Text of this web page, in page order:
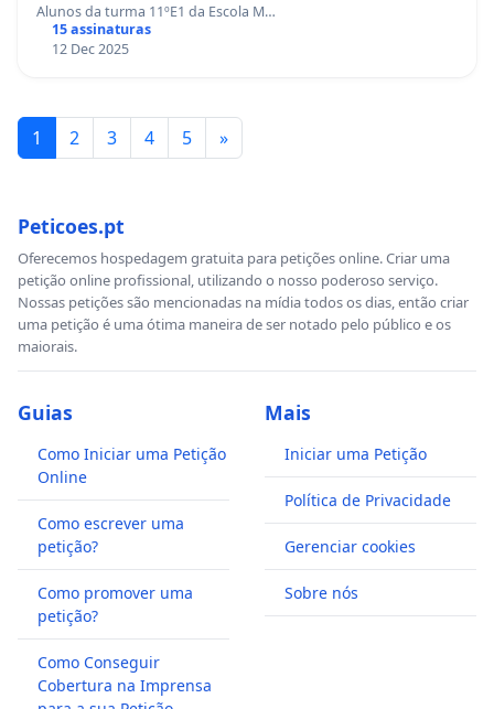
Alunos da turma 11ºE1 da Escola M…
15 assinaturas
12 Dec 2025
1 2 3 4 5 »
Peticoes.pt
Oferecemos hospedagem gratuita para petições online. Criar uma
petição online profissional, utilizando o nosso poderoso serviço.
Nossas petições são mencionadas na mídia todos os dias, então criar
uma petição é uma ótima maneira de ser notado pelo público e os
maiorais.
Guias
Como Iniciar uma Petição
Online
Como escrever uma
petição?
Como promover uma
petição?
Como Conseguir
Cobertura na Imprensa
Mais
Iniciar uma Petição
Política de Privacidade
Gerenciar cookies
Sobre nós